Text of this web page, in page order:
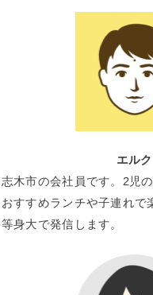
エルク
志木市の会社員です。2児
おすすめランチや子連れで
等身大で発信します。